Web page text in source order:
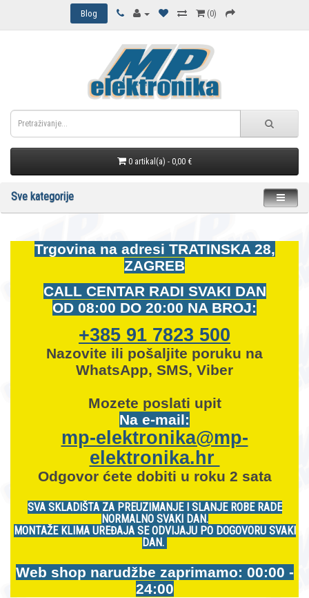
Blog (0)
0 artikal(a) - 0,00 €
Sve kategorije
Trgovina na adresi TRATINSKA 28,
ZAGREB
CALL CENTAR RADI SVAKI DAN
OD 08:00 DO 20:00 NA BROJ:
+385 91 7823 500
Nazovite ili pošaljite poruku na
WhatsApp, SMS, Viber
Mozete poslati upit
Na e-mail:
mp-elektronika@mp-
elektronika.hr
Odgovor ćete dobiti u roku 2 sata
SVA SKLADIŠTA ZA PREUZIMANJE I SLANJE ROBE RADE
NORMALNO SVAKI DAN.
MONTAŽE KLIMA UREĐAJA SE ODVIJAJU PO DOGOVORU SVAKI
DAN.
Web shop narudžbe zaprimamo: 00:00 -
24:00